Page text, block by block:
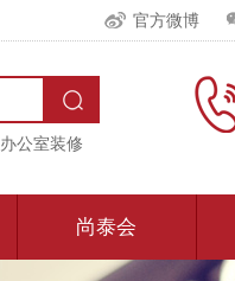
官方微博
办公室装修
尚泰会